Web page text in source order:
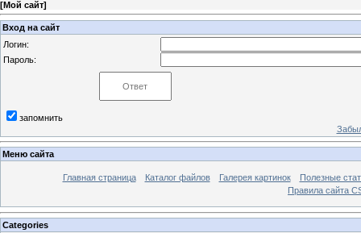
[Мой сайт]
Вход на сайт
Логин:
Пароль:
запомнить
Меню сайта
Главная страница Каталог файлов Галерея картинок
Полезные
Правила сайта
Categories